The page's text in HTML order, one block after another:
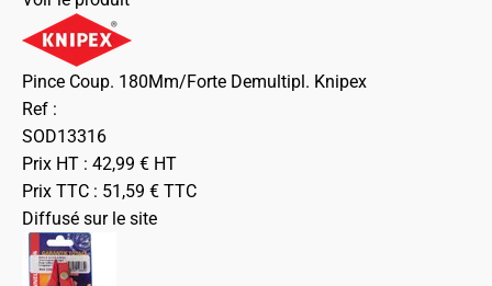
Pince Coup. 180Mm/Forte Demultipl. Knipex
Ref :
SOD13316
Prix HT : 42,99 € HT
Prix TTC : 51,59 € TTC
Diffusé sur le site